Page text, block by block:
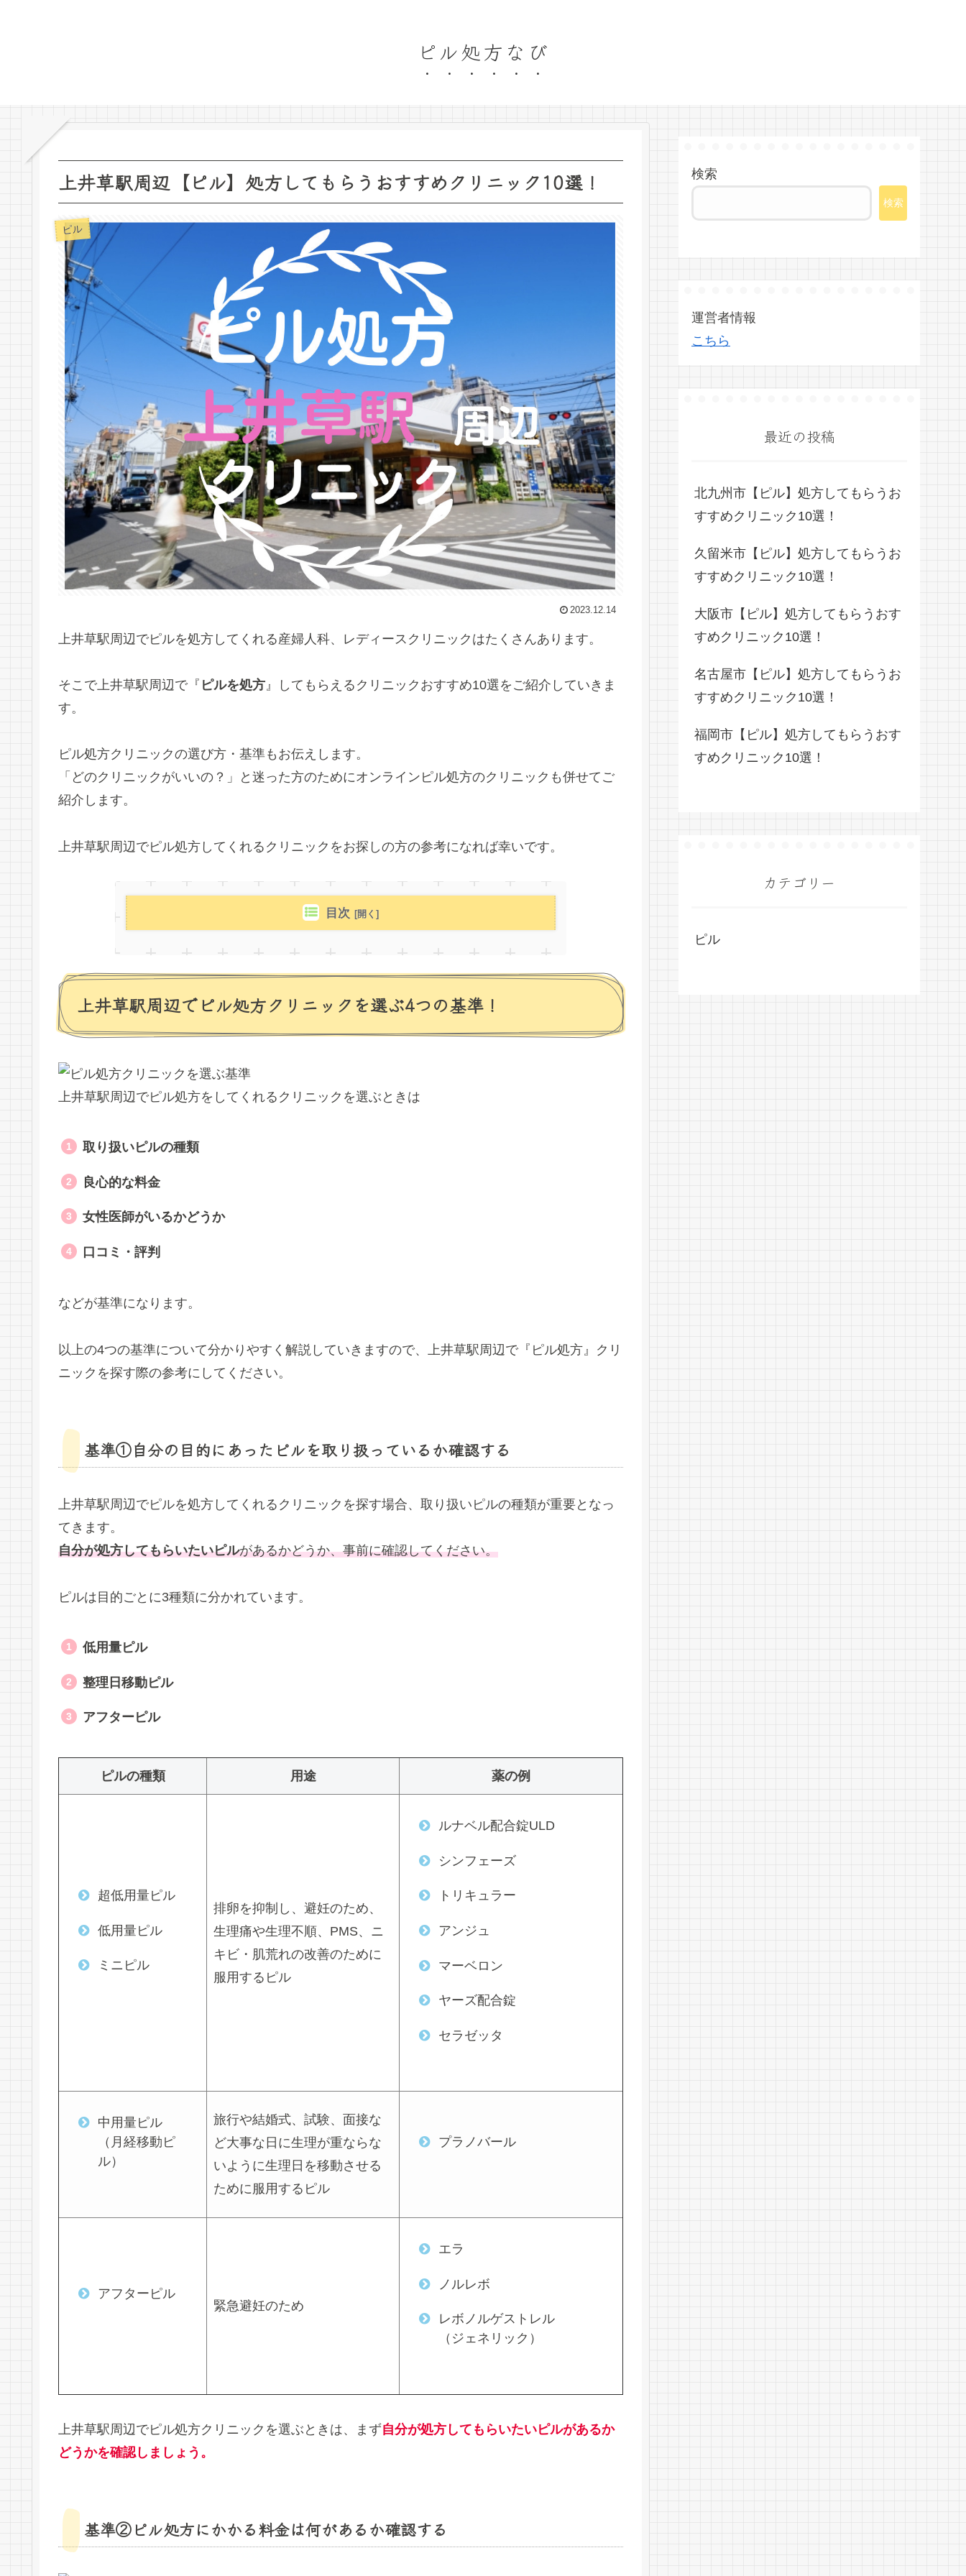
ピル処方なび
上井草駅周辺【ピル】処方してもらうおすすめクリニック10選！
ピル
2023.12.14
上井草駅周辺でピルを処方してくれる産婦人科、レディースクリニックはたくさんあります。
そこで上井草駅周辺で『 ピルを処方』してもらえるクリニックおすすめ10選をご紹介していきま
す。
ピル処方クリニックの選び方・基準もお伝えします。
「どのクリニックがいいの？」と迷った方のためにオンラインピル処方のクリニックも併せてご
紹介します。
上井草駅周辺でピル処方してくれるクリニックをお探しの方の参考になれば幸いです。
目次
上井草駅周辺でピル処方クリニックを選ぶ4つの基準！
上井草駅周辺でピル処方をしてくれるクリニックを選ぶときは
取り扱いピルの種類
良心的な料金
女性医師がいるかどうか
口コミ・評判
などが基準になります。
以上の4つの基準について分かりやすく解説していきますので、上井草駅周辺で『ピル処方』クリ
ニックを探す際の参考にしてください。
基準①自分の目的にあったピルを取り扱っているか確認する
上井草駅周辺でピルを処方してくれるクリニックを探す場合、取り扱いピルの種類が重要となっ
てきます。
自分が処方してもらいたいピルがあるかどうか、事前に確認してください。
ピルは目的ごとに3種類に分かれています。
低用量ピル
整理日移動ピル
アフターピル
ピルの種類 用途 薬の例
超低用量ピル
低用量ピル
ミニピル
排卵を抑制し、避妊のため、
生理痛や生理不順、PMS、ニ
キビ・肌荒れの改善のために
服用するピル
ルナベル配合錠ULD
シンフェーズ
トリキュラー
アンジュ
マーベロン
ヤーズ配合錠
セラゼッタ
中用量ピル
（月経移動ピ
ル）
旅行や結婚式、試験、面接な
ど大事な日に生理が重ならな
いように生理日を移動させる
ために服用するピル
プラノバール
アフターピル
緊急避妊のため
エラ
ノルレボ
レボノルゲストレル
（ジェネリック）
上井草駅周辺でピル処方クリニックを選ぶときは、まず自分が処方してもらいたいピルがあるか
どうかを確認しましょう。
基準②ピル処方にかかる料金は何があるか確認する
検索
検索
運営者情報
こちら
最近の投稿
北九州市【ピル】処方してもらうお
すすめクリニック10選！
久留米市【ピル】処方してもらうお
すすめクリニック10選！
大阪市【ピル】処方してもらうおす
すめクリニック10選！
名古屋市【ピル】処方してもらうお
すすめクリニック10選！
福岡市【ピル】処方してもらうおす
すめクリニック10選！
カテゴリー
ピル